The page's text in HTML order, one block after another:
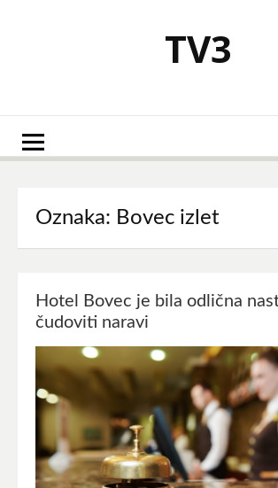
TV3
Oznaka: Bovec izlet
Hotel Bovec je bila odlična
čudoviti naravi